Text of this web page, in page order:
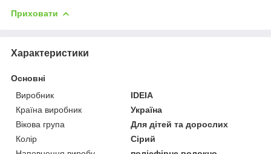
Приховати
Характеристики
Основні
Виробник
IDEIA
Країна виробник
Україна
Вікова група
Для дітей та дорослих
Колір
Сірий